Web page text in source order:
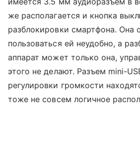
же располагается и кнопка
разблокировки смартфона. Она
пользоваться ей неудобно, а
аппарат может только она,
этого не делают. Разъем mini-
регулировки громкости
тоже не совсем логичное